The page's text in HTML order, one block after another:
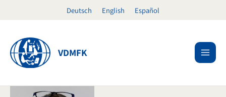
Deutsch English Español
VDMFK